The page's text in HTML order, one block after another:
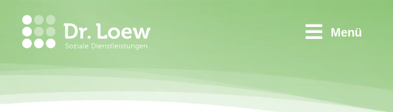
Menü